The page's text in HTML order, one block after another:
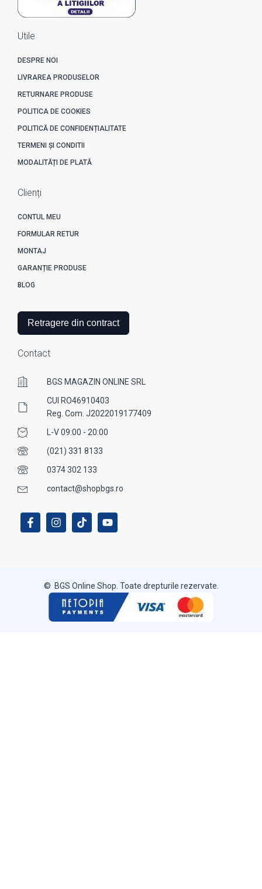
Utile
DESPRE NOI
LIVRAREA PRODUSELOR
RETURNARE PRODUSE
POLITICA DE COOKIES
POLITICĂ DE CONFIDENȚIALITATE
TERMENI ȘI CONDITII
MODALITĂȚI DE PLATĂ
Clienți
CONTUL MEU
FORMULAR RETUR
MONTAJ
GARANȚIE PRODUSE
BLOG
Retragere din contract
Contact
BGS MAGAZIN ONLINE SRL
CUI RO46910403
Reg. Com. J2022019177409
L-V 09:00 - 20:00
(021) 331 8133
0374 302 133
contact@shopbgs.ro
© BGS Online Shop. Toate drepturile rezervate.